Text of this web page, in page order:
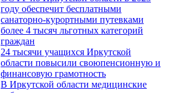
году обеспечит бесплатными
санаторно-курортными путевками
более 4 тысяч льготных категорий
граждан
24 тысячи учащихся Иркутской
области повысили своюпенсионную и
финансовую грамотность
В Иркутской области медицинские